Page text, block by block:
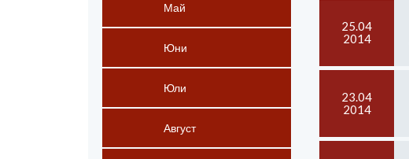
Май
Юни
Юли
Август
25.04
2014
23.04
2014